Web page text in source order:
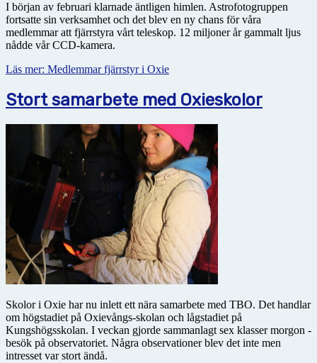
I början av februari klarnade äntligen himlen. Astrofotogruppen
fortsatte sin verksamhet och det blev en ny chans för våra
medlemmar att fjärrstyra vårt teleskop. 12 miljoner år gammalt ljus
nådde vår CCD-kamera.
Läs mer: Medlemmar fjärrstyr i Oxie
Stort samarbete med Oxieskolor
Skolor i Oxie har nu inlett ett nära samarbete med TBO. Det handlar
om högstadiet på Oxievångs-skolan och lågstadiet på
Kungshögsskolan. I veckan gjorde sammanlagt sex klasser morgon -
besök på observatoriet. Några observationer blev det inte men
intresset var stort ändå.